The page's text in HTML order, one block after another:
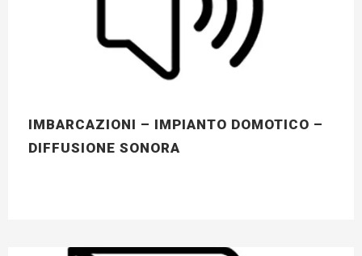
IMBARCAZIONI – IMPIANTO DOMOTICO –
DIFFUSIONE SONORA